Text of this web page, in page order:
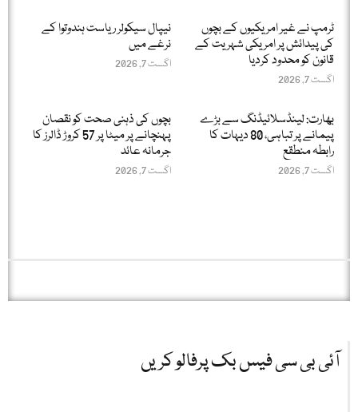
ٹرمپ نے غیر امریکیوں کے بچوں
کی پیدائش پر امریکی شہریت کے
قانون کو محدود کردیا
اگست 7, 2026
نیپال سیکولر ریاست ہندوتوا کے
نرغے میں
اگست 7, 2026
بھارت: لینڈسلائیڈنگ سے بڑے
پیمانے پر تباہی، 80 دیہات کا
رابطہ منطقع
اگست 7, 2026
بچوں کی ذہنی صحت کو نقصان
پہنچانے پر میٹا پر 57 کروڑ ڈالرز کا
جرمانہ عائد
اگست 7, 2026
آئی بی سی فیس بک پرفالو کریں